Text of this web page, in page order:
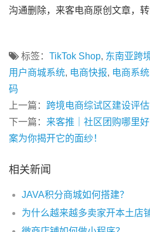
沟通删除，来客电商原创文章，转
标签： TikTok Shop, 东南亚跨
用户商城系统, 电商快报, 电商系统
码
上一篇： 跨境电商综试区建设评
下一篇： 来客推｜社区团购哪里
案为你揭开它的面纱！
相关新闻
JAVA积分商城如何搭建？
为什么越来越多卖家开本土店